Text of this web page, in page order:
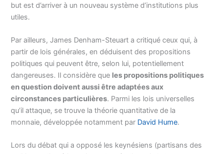
but est d’arriver à un nouveau système d’institutions plus
utiles.
Par ailleurs, James Denham-Steuart a critiqué ceux qui, à
partir de lois générales, en déduisent des propositions
politiques qui peuvent être, selon lui, potentiellement
dangereuses. Il considère que les propositions politiques
en question doivent aussi être adaptées aux
circonstances particulières. Parmi les lois universelles
qu’il attaque, se trouve la théorie quantitative de la
monnaie, développée notamment par David Hume.
Lors du débat qui a opposé les keynésiens (partisans des